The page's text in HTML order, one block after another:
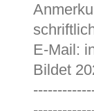
E-Mail:
Bildet